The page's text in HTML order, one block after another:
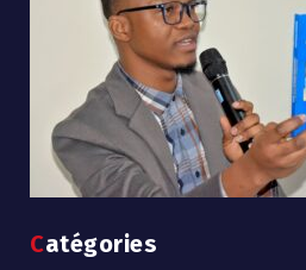
Catégories